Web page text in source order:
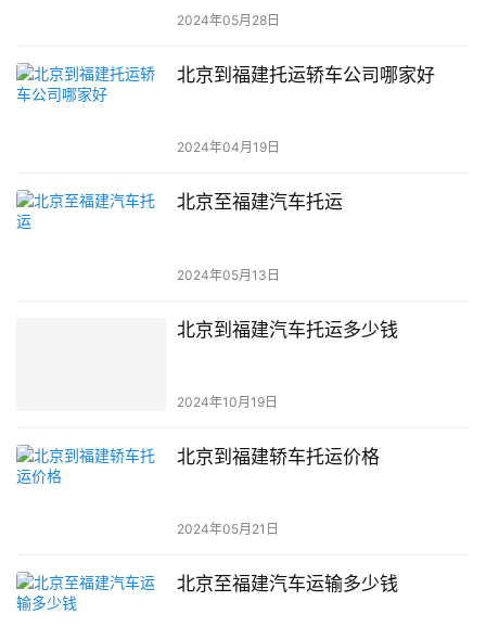
2024年05月28日
北京到福建托运轿车公司哪家好
2024年04月19日
北京至福建汽车托运
2024年05月13日
北京到福建汽车托运多少钱
2024年10月19日
北京到福建轿车托运价格
2024年05月21日
北京至福建汽车运输多少钱